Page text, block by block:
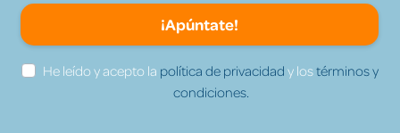
¡Apúntate!
He leído y acepto la política de privacidad y lostérminos y
condiciones.